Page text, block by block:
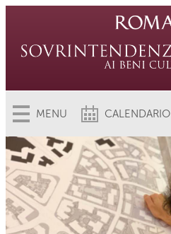
MENU CALENDARIO